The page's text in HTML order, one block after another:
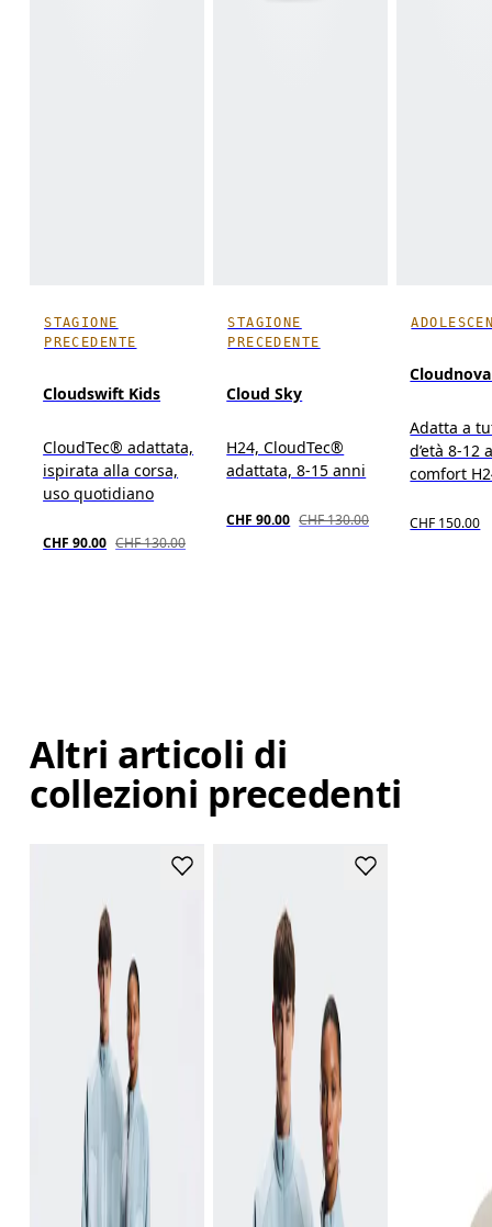
STAGIONE
PRECEDENTE
Cloudswift Kids
CloudTec® adattata,
ispirata alla corsa,
uso quotidiano
CHF 90.00 CHF 130.00
STAGIONE
PRECEDENTE
Cloud Sky
H24, CloudTec®
adattata, 8-15 anni
CHF 90.00 CHF 130.00
Adatta a
d’età 8-12
comfort
CHF 150.00
Altri articoli di
collezioni precedenti